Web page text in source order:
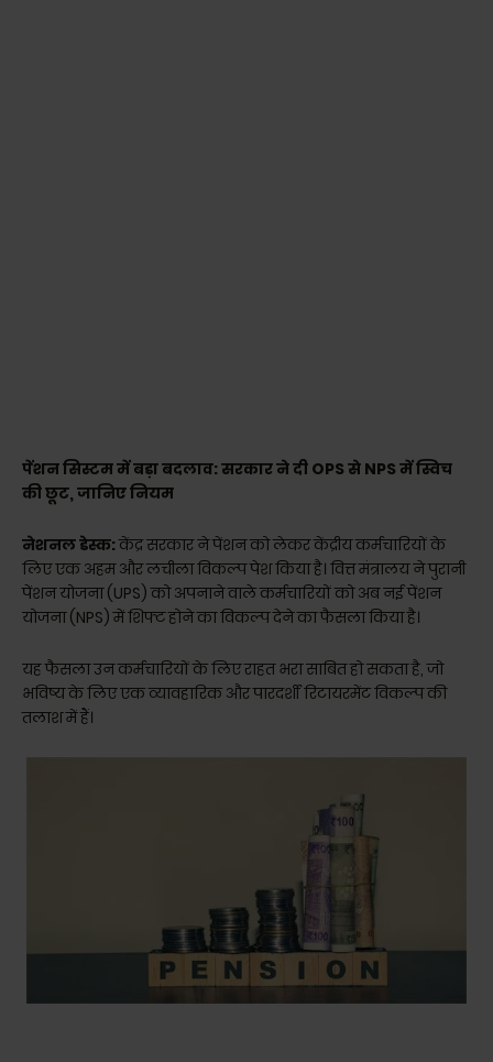
पेंशन सिस्टम में बड़ा बदलाव: सरकार ने दी OPS से NPS में स्विच
की छूट, जानिए नियम
नेशनल डेस्क:केंद्र सरकार ने पेंशन को लेकर केंद्रीय कर्मचारियों के
लिए एक अहम और लचीला विकल्प पेश किया है। वित्त मंत्रालय ने पुरानी
पेंशन योजना (UPS) को अपनाने वाले कर्मचारियों को अब नई पेंशन
योजना (NPS) में शिफ्ट होने का विकल्प देने का फैसला किया है।
यह फैसला उन कर्मचारियों के लिए राहत भरा साबित हो सकता है, जो
भविष्य के लिए एक व्यावहारिक और पारदर्शी रिटायरमेंट विकल्प की
तलाश में हैं।